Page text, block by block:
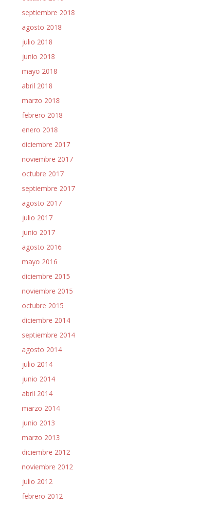
septiembre 2018
agosto 2018
julio 2018
junio 2018
mayo 2018
abril 2018
marzo 2018
febrero 2018
enero 2018
diciembre 2017
noviembre 2017
octubre 2017
septiembre 2017
agosto 2017
julio 2017
junio 2017
agosto 2016
mayo 2016
diciembre 2015
noviembre 2015
octubre 2015
diciembre 2014
septiembre 2014
agosto 2014
julio 2014
junio 2014
abril 2014
marzo 2014
junio 2013
marzo 2013
diciembre 2012
noviembre 2012
julio 2012
febrero 2012